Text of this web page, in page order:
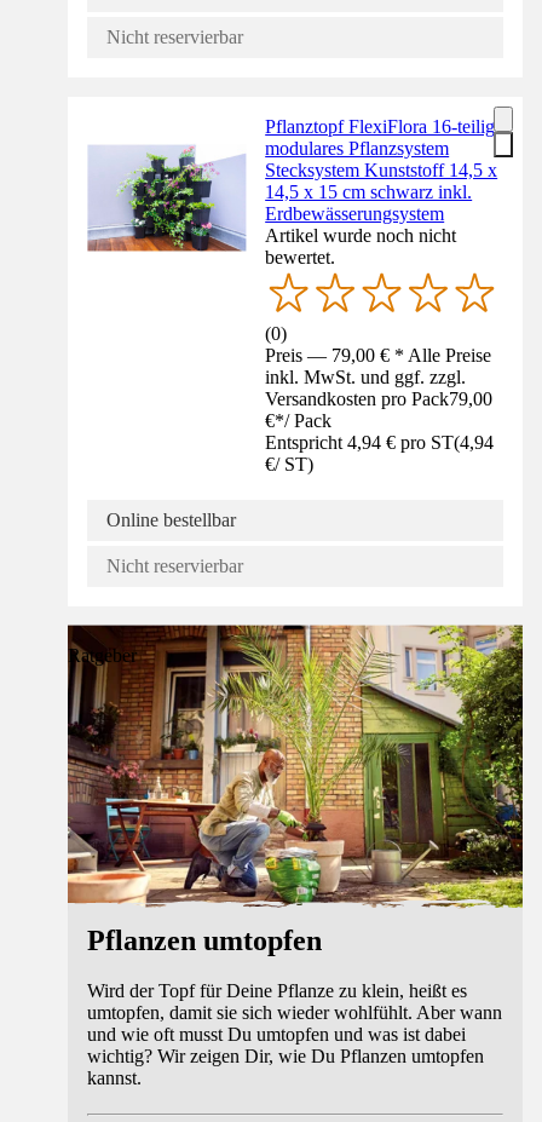
Nicht reservierbar
Pflanztopf FlexiFlora 16-teilig
modulares Pflanzsystem
Stecksystem Kunststoff 14,5 x
14,5 x 15 cm schwarz inkl.
Erdbewässerungsystem
Artikel wurde noch nicht
bewertet.
(0)
Preis — 79,00 € * Alle Preise
inkl. MwSt. und ggf. zzgl.
Versandkosten pro Pack79,00
€*/ Pack
Entspricht 4,94 € pro ST(4,94
€/ ST)
Online bestellbar
Nicht reservierbar
Ratgeber
Pflanzen umtopfen
Wird der Topf für Deine Pflanze zu klein, heißt es
umtopfen, damit sie sich wieder wohlfühlt. Aber wann
und wie oft musst Du umtopfen und was ist dabei
wichtig? Wir zeigen Dir, wie Du Pflanzen umtopfen
kannst.